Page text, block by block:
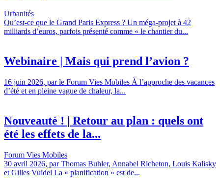
Urbanités
Qu’est-ce que le Grand Paris Express ? Un méga-projet à 42
milliards d’euros, parfois présenté comme « le chantier du...
Webinaire | Mais qui prend l’avion ?
16 juin 2026, par le Forum Vies Mobiles À l’approche des vacances
d’été et en pleine vague de chaleur, la...
Nouveauté ! | Retour au plan : quels ont
été les effets de la...
Forum Vies Mobiles
30 avril 2026, par Thomas Buhler, Annabel Richeton, Louis Kalisky
et Gilles Vuidel La « planification » est de...